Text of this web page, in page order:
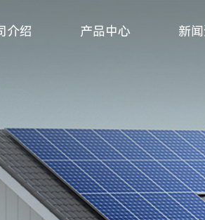
介绍 产品中心 新